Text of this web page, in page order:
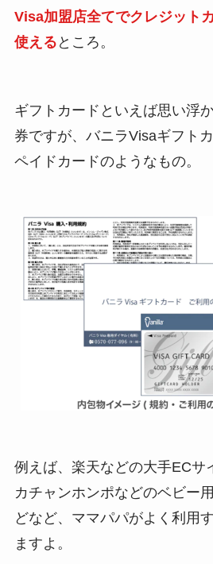
Visa加盟店全てでクレジット
使える ところ。
ギフトカードといえば思い浮
券ですが、バニラVisaギフト
ペイドカードのようなもの。
例えば、楽天などの大手ECサ
カチャンホンポなどのベビー
どなど、ママパパがよく利用
ますよ。